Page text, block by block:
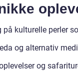
på kulturelle perler
og alternativ
og